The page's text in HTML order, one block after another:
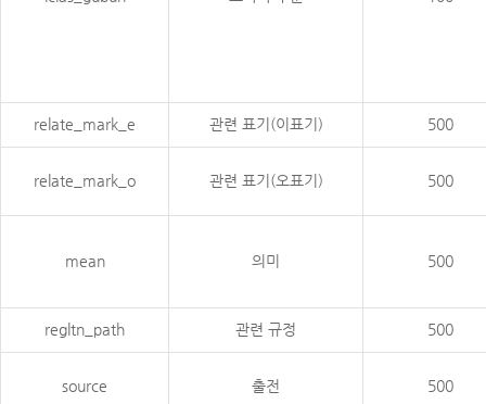
relate_mark_e 관련 표기(이표기) 500
relate_mark_o 관련 표기(오표기) 500
mean 의미 500
regltn_path 관련 규정 500
source 출전 500